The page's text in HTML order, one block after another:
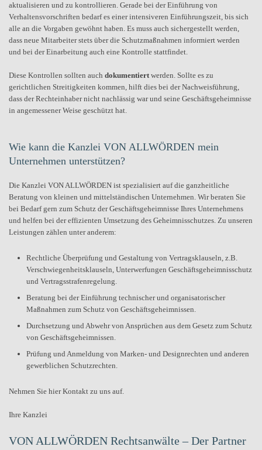
aktualisieren und zu kontrollieren. Gerade bei der Einführung von
Verhaltensvorschriften bedarf es einer intensiveren Einführungszeit, bis sich
alle an die Vorgaben gewöhnt haben. Es muss auch sichergestellt werden,
dass neue Mitarbeiter stets über die Schutzmaßnahmen informiert werden
und bei der Einarbeitung auch eine Kontrolle stattfindet.
Diese Kontrollen sollten auch dokumentiertwerden. Sollte es zu
gerichtlichen Streitigkeiten kommen, hilft dies bei der Nachweisführung,
dass der Rechteinhaber nicht nachlässig war und seine Geschäftsgeheimnisse
in angemessener Weise geschützt hat.
Wie kann die Kanzlei VON ALLWÖRDEN mein
Unternehmen unterstützen?
Die Kanzlei VON ALLWÖRDEN ist spezialisiert auf die ganzheitliche
Beratung von kleinen und mittelständischen Unternehmen. Wir beraten Sie
bei Bedarf gern zum Schutz der Geschäftsgeheimnisse Ihres Unternehmens
und helfen bei der effizienten Umsetzung des Geheimnisschutzes. Zu unseren
Leistungen zählen unter anderem:
Rechtliche Überprüfung und Gestaltung von Vertragsklauseln, z.B.
Verschwiegenheitsklauseln, Unterwerfungen Geschäftsgeheimnisschutz
und Vertragsstrafenregelung.
Beratung bei der Einführung technischer und organisatorischer
Maßnahmen zum Schutz von Geschäftsgeheimnissen.
Durchsetzung und Abwehr von Ansprüchen aus dem Gesetz zum Schutz
von Geschäftsgeheimnissen.
Prüfung und Anmeldung von Marken- und Designrechten und anderen
gewerblichen Schutzrechten.
Nehmen Sie hier Kontakt zu uns auf.
Ihre Kanzlei
VON ALLWÖRDEN Rechtsanwälte – Der Partner